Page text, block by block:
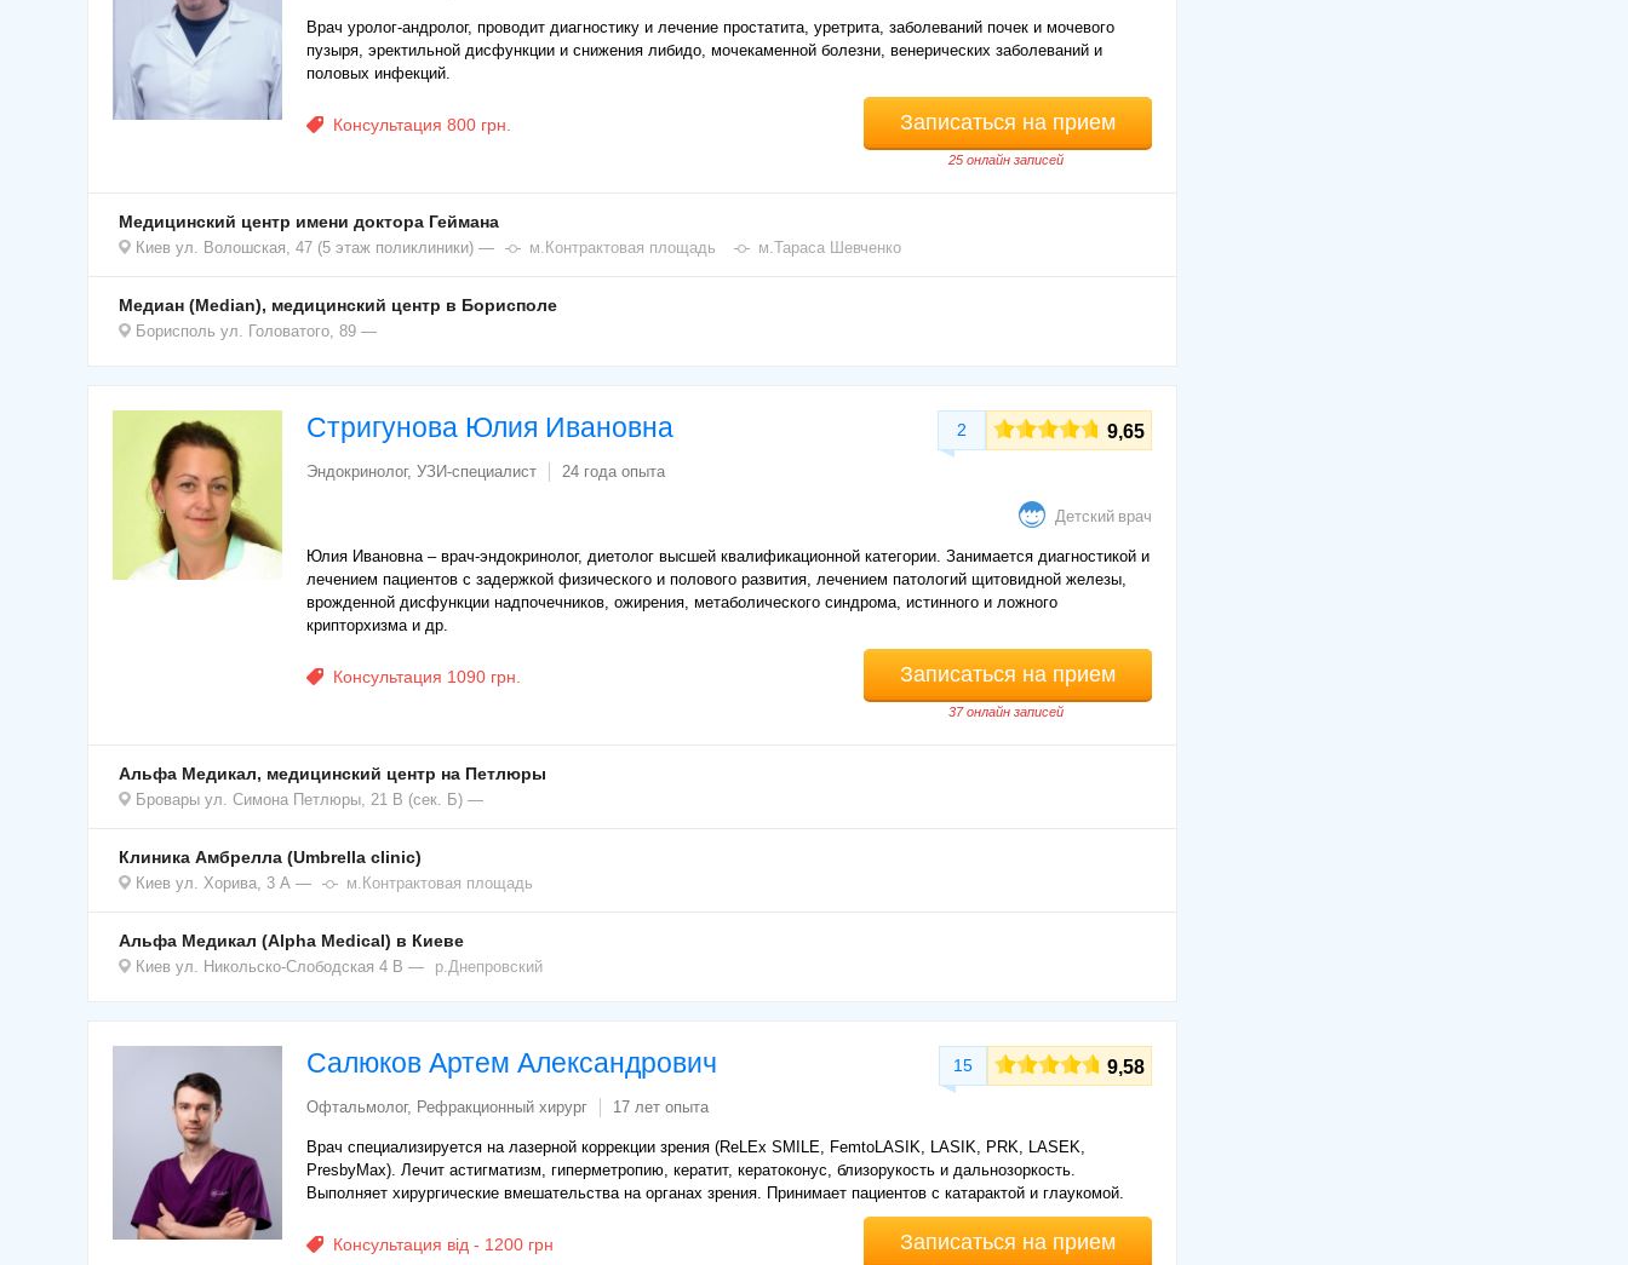
Врач уролог-андролог, проводит диагностику и лечение простатита, уретрита, заболеваний почек и мочевого
пузыря, эректильной дисфункции и снижения либидо, мочекаменной болезни, венерических заболеваний и
половых инфекций.
Записаться на прием
25 онлайн записей
Консультация 800 грн.
Медицинский центр имени доктора Геймана
Киев ул. Волошская, 47 (5 этаж поликлиники) м.Контрактовая площадь м.Тараса Шевченко
Медиан (Median), медицинский центр в Борисполе
Борисполь ул. Головатого, 89
Стригунова Юлия Ивановна
Эндокринолог, УЗИ-специалист 24 года опыта
2 9,65
Детский врач
Юлия Ивановна – врач-эндокринолог, диетолог высшей квалификационной категории. Занимается диагностикой и
лечением пациентов с задержкой физического и полового развития, лечением патологий щитовидной железы,
врожденной дисфункции надпочечников, ожирения, метаболического синдрома, истинного и ложного
крипторхизма и др.
Записаться на прием
37 онлайн записей
Консультация 1090 грн.
Альфа Медикал, медицинский центр на Петлюры
Бровары ул. Симона Петлюры, 21 В (сек. Б)
Клиника Амбрелла (Umbrella clinic)
Киев ул. Хорива, 3 А м.Контрактовая площадь
Альфа Медикал (Alpha Medical) в Киеве
Киев ул. Никольско-Слободская 4 В р.Днепровский
Салюков Артем Александрович
Офтальмолог, Рефракционный хирург 17 лет опыта
15 9,58
Врач специализируется на лазерной коррекции зрения (ReLEx SMILE, FemtoLASIK, LASIK, PRK, LASEK,
PresbyMax). Лечит астигматизм, гиперметропию, кератит, кератоконус, близорукость и дальнозоркость.
Выполняет хирургические вмешательства на органах зрения. Принимает пациентов с катарактой и глаукомой.
Записаться на прием
Консультация від - 1200 грн